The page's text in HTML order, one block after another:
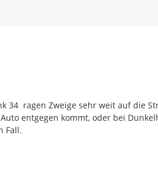
34  ragen Zweige sehr weit auf die
entgegen kommt, oder bei
Fall.